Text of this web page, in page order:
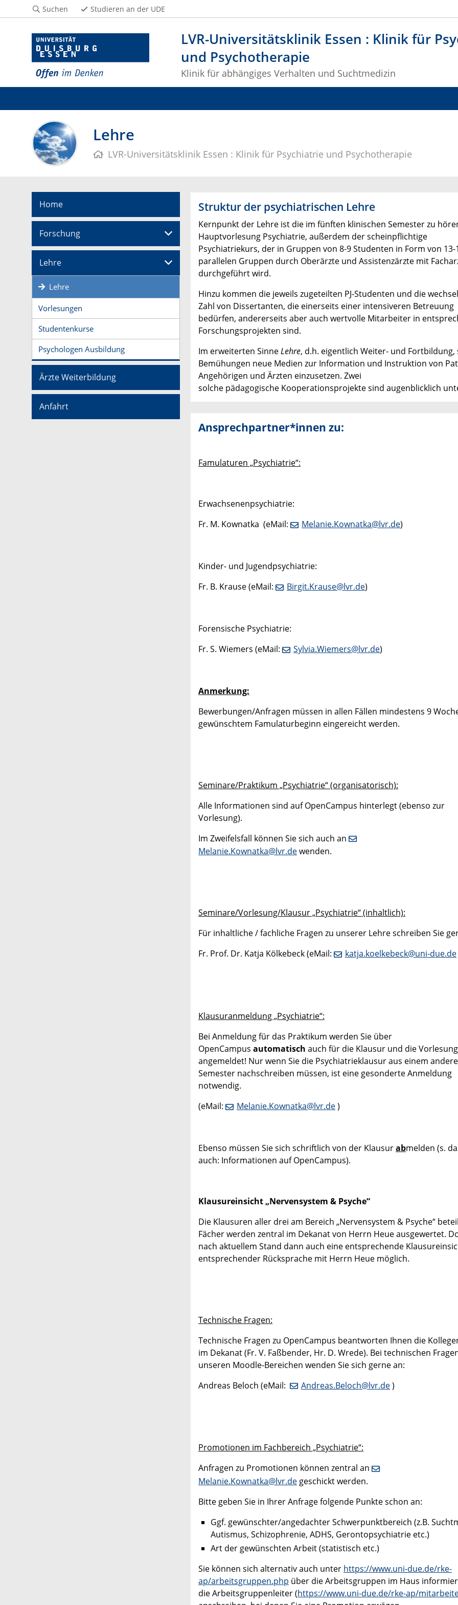
LVR-Universitätsklinik Essen : Klinik für
und Psychotherapie
Klinik für abhängiges Verhalten und Suchtmedizin
Suchen Studieren an der UDE
Lehre
LVR-Universitätsklinik Essen : Klinik für Psychiatrie und Psychotherapie
Home
Forschung
Lehre
Lehre
Vorlesungen
Studentenkurse
Psychologen Ausbildung
Ärzte Weiterbildung
Anfahrt
Struktur der psychiatrischen Lehre
Kernpunkt der Lehre ist die im fünften klinischen Semester zu
Hauptvorlesung Psychiatrie, außerdem der scheinpflichtige
Psychiatriekurs, der in Gruppen von 8-9 Studenten in Form von 13-
parallelen Gruppen durch Oberärzte und Assistenzärzte mit
durchgeführt wird.
Hinzu kommen die jeweils zugeteilten PJ-Studenten und die
Zahl von Dissertanten, die einerseits einer intensiveren Betreuung
bedürfen, andererseits aber auch wertvolle Mitarbeiter in
Forschungsprojekten sind.
Im erweiterten SinneLehre, d.h. eigentlich Weiter- und Fortbildung,
Bemühungen neue Medien zur Information und Instruktion von
Angehörigen und Ärzten einzusetzen. Zwei
solche pädagogische Kooperationsprojekte sind augenblicklich
Ansprechpartner*innen zu:
Famulaturen „Psychiatrie“:
Erwachsenenpsychiatrie:
Fr. M. Kownatka (eMail:
Melanie.Kownatka@lvr.de)
Kinder- und Jugendpsychiatrie:
Fr. B. Krause (eMail:
Birgit.Krause@lvr.de)
Forensische Psychiatrie:
Fr. S. Wiemers (eMail:
Sylvia.Wiemers@lvr.de)
Anmerkung:
Bewerbungen/Anfragen müssen in allen Fällen mindestens 9
gewünschtem Famulaturbeginn eingereicht werden.
Seminare/Praktikum „Psychiatrie“ (organisatorisch):
Alle Informationen sind auf OpenCampus hinterlegt (ebenso zur
Vorlesung).
Im Zweifelsfall können Sie sich auch an
Melanie.Kownatka@lvr.dewenden.
Seminare/Vorlesung/Klausur „Psychiatrie“ (inhaltlich):
Für inhaltliche / fachliche Fragen zu unserer Lehre schreiben Sie
Fr. Prof. Dr. Katja Kölkebeck (eMail:
katja.koelkebeck@uni-due.de
Klausuranmeldung „Psychiatrie“:
Bei Anmeldung für das Praktikum werden Sie über
OpenCampus automatisch auch für die Klausur und die
angemeldet! Nur wenn Sie die Psychiatrieklausur aus einem
Semester nachschreiben müssen, ist eine gesonderte Anmeldung
notwendig.
(eMail:
Melanie.Kownatka@lvr.de)
Ebenso müssen Sie sich schriftlich von der Klausurabmelden (s.
auch: Informationen auf OpenCampus).
Klausureinsicht „Nervensystem & Psyche“
Die Klausuren aller drei am Bereich „Nervensystem & Psyche“
Fächer werden zentral im Dekanat von Herrn Heue ausgewertet.
nach aktuellem Stand dann auch eine entsprechende
entsprechender Rücksprache mit Herrn Heue möglich.
Technische Fragen:
Technische Fragen zu OpenCampus beantworten Ihnen die
im Dekanat (Fr. V. Faßbender, Hr. D. Wrede). Bei technischen
unseren Moodle-Bereichen wenden Sie sich gerne an:
Andreas Beloch (eMail:
Andreas.Beloch@lvr.de)
Promotionen im Fachbereich „Psychiatrie“:
Anfragen zu Promotionen können zentral an
Melanie.Kownatka@lvr.de geschickt werden.
Bitte geben Sie in Ihrer Anfrage folgende Punkte schon an:
Ggf. gewünschter/angedachter Schwerpunktbereich (z.B.
Autismus, Schizophrenie, ADHS, Gerontopsychiatrie etc.)
Art der gewünschten Arbeit (statistisch etc.)
Sie können sich alternativ auch unter https://www.uni-due.de/rke-
ap/arbeitsgruppen.php über die Arbeitsgruppen im Haus
die Arbeitsgruppenleiter (https://www.uni-due.de/rke-ap/